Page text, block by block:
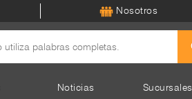
Nosotros
Noticias Sucursales